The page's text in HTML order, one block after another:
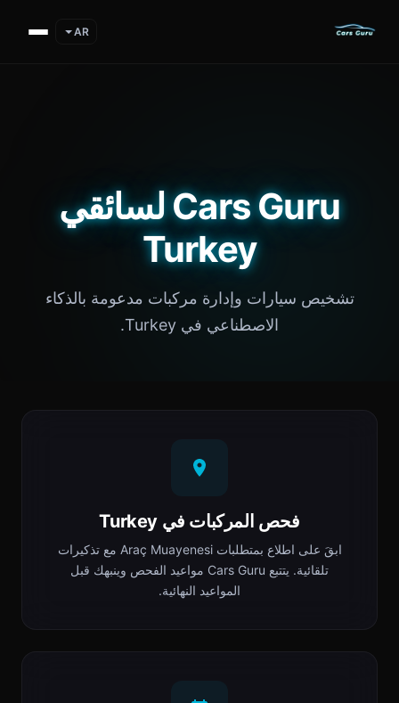
AR
Cars Guru لسائقي
Turkey
تشخيص سيارات وإدارة مركبات مدعومة بالذكاء
الاصطناعي في Turkey.
فحص المركبات في Turkey
ابقَ على اطلاع بمتطلبات Araç Muayenesi مع تذكيرات
تلقائية. يتتبع Cars Guru مواعيد الفحص وينبهك قبل
المواعيد النهائية.